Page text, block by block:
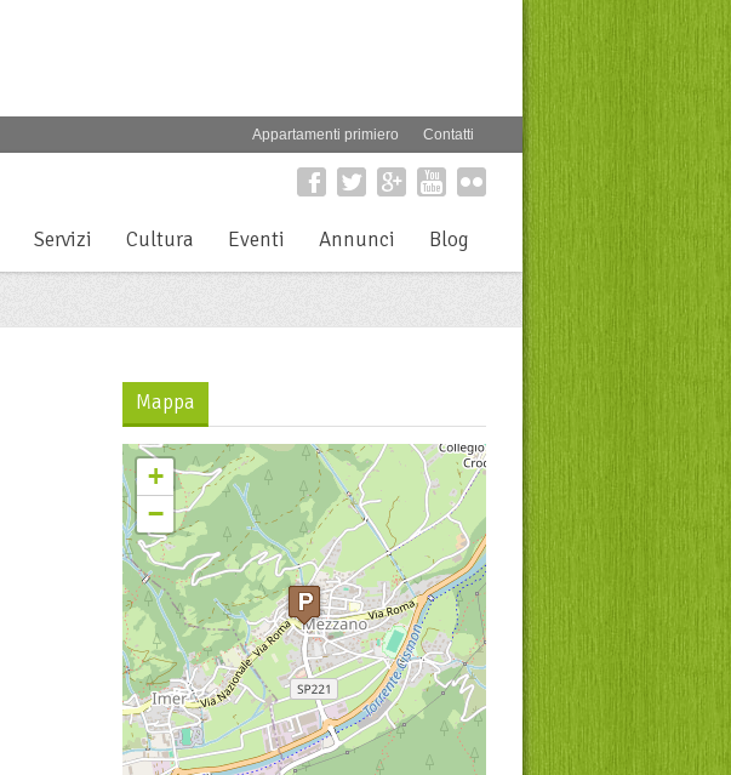
Appartamenti primiero Contatti
Servizi Cultura Eventi Annunci Blog
Mappa
+
−